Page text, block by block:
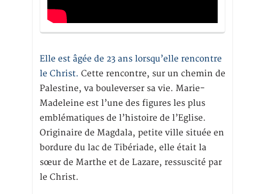
Elle est âgée de 23 ans lorsqu’elle rencontre
le Christ. Cette rencontre, sur un chemin de
Palestine, va bouleverser sa vie. Marie-
Madeleine est l’une des figures les plus
emblématiques de l’histoire de l’Eglise.
Originaire de Magdala, petite ville située en
bordure du lac de Tibériade, elle était la
sœur de Marthe et de Lazare, ressuscité par
le Christ.